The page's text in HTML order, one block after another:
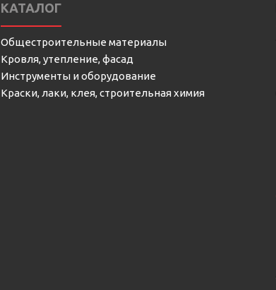
КАТАЛОГ
Общестроительные материалы
Кровля, утепление, фасад
Инструменты и оборудование
Краски, лаки, клея, строительная химия